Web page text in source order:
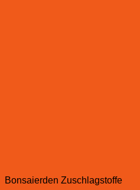
Bonsaierden Zuschlagstoffe